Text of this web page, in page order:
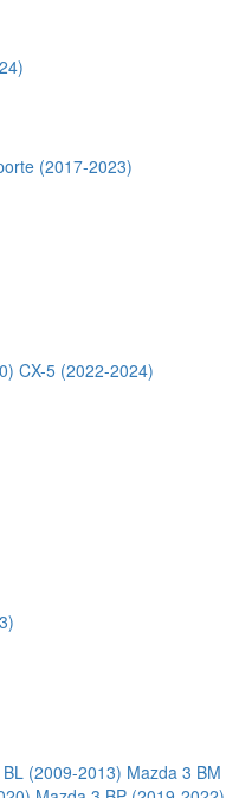
(2017-2023)
CX-5 (2022-2024)
(2009-2013) Mazda 3 BM